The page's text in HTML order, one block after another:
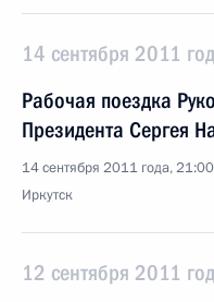
14 сентября 2011
Рабочая поездка
Президента Сергея
14 сентября 2011 года, 21:00
Иркутск
12 сентября 2011